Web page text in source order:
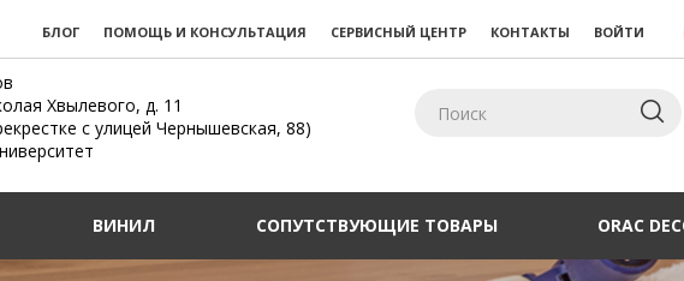
БЛОГ ПОМОЩЬ И КОНСУЛЬТАЦИЯ СЕРВИСНЫЙ ЦЕНТР КОНТАКТЫ ВОЙТИ
Хвылевого, д. 11
с улицей Чернышевская, 88)
ВИНИЛ СОПУТСТВУЮЩИЕ ТОВАРЫ ORAC